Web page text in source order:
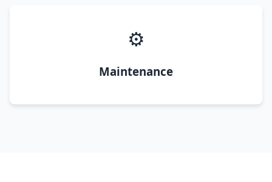
⚙️
Maintenance